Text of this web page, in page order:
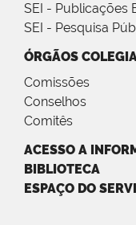
SEI - Publicações
SEI - Pesquisa
ÓRGÃOS
Comissões
Conselhos
Comitês
ACESSO A
BIBLIOTECA
ESPAÇO DO